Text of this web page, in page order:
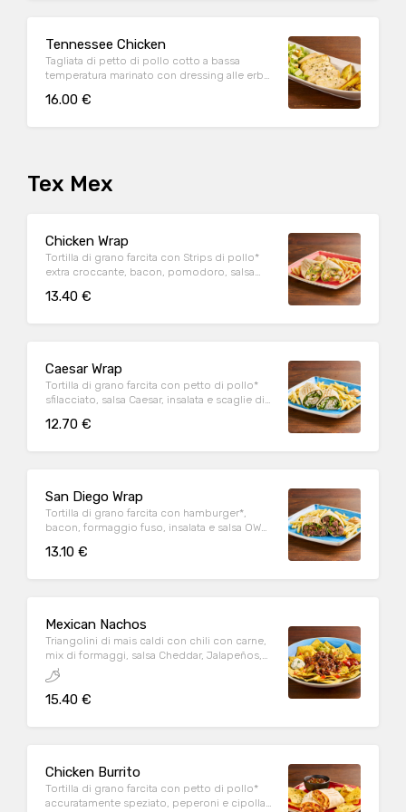
Tennessee Chicken
Tagliata di petto di pollo cotto a bassa
temperatura marinato con dressing alle erbe,
patate al forno
16.00 €
Tex Mex
Chicken Wrap
Tortilla di grano farcita con Strips di pollo*
extra croccante, bacon, pomodoro, salsa
patate* Fries e salsa OWW
13.40 €
Caesar Wrap
Tortilla di grano farcita con petto di pollo*
sfilacciato, salsa Caesar, insalata e scaglie di
patate* Fries e salsa OWW
12.70 €
San Diego Wrap
Tortilla di grano farcita con hamburger*,
bacon, formaggio fuso, insalata e salsa OWW,
13.10 €
Mexican Nachos
Triangolini di mais caldi con chili con carne,
mix di formaggi, salsa Cheddar, Jalapeños,
pomodoro e prezzemolo fresco, serviti con
mix di salse (Guacamole, Messicana e sauce
Cream)
15.40 €
Chicken Burrito
Tortilla di grano farcita con petto di pollo*
accuratamente speziato, peperoni e cipolla